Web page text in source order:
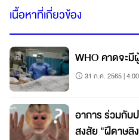
เนื้อหาที่เกี่ยวข้อง
WHO คาดจะ
31 ก.ค. 2565 | 4:00
อาการ ร่วมกับ
สงสัย "ฝีดาษลิ